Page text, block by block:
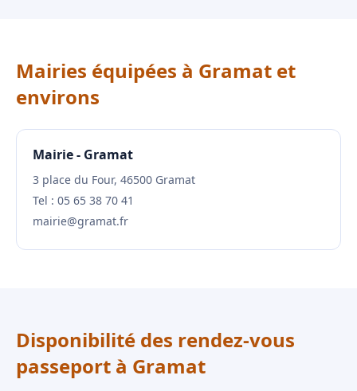
Mairies équipées à Gramat et
environs
Mairie - Gramat
3 place du Four, 46500 Gramat
Tel : 05 65 38 70 41
mairie@gramat.fr
Disponibilité des rendez-vous
passeport à Gramat